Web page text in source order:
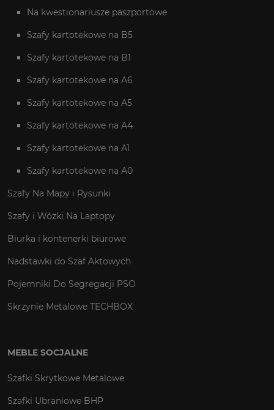
Na kwestionariusze paszportowe
Szafy kartotekowe na B5
Szafy kartotekowe na B1
Szafy kartotekowe na A6
Szafy kartotekowe na A5
Szafy kartotekowe na A4
Szafy kartotekowe na A1
Szafy kartotekowe na A0
Szafy Na Mapy i Rysunki
Szafy i Wózki Na Laptopy
Biurka i kontenerki biurowe
Nadstawki do Szaf Aktowych
Pojemniki Do Segregacji PSO
Skrzynie Metalowe TECHBOX
MEBLE SOCJALNE
Szafki Skrytkowe Metalowe
Szafki Ubraniowe BHP